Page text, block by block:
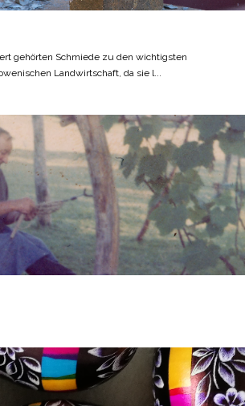
gehörten Schmiede zu den wichtigsten
Landwirtschaft, da sie l...